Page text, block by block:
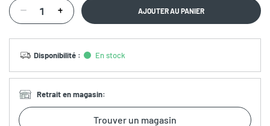
AJOUTER AU PANIER
Disponibilité : En stock
Retrait en magasin:
Trouver un magasin